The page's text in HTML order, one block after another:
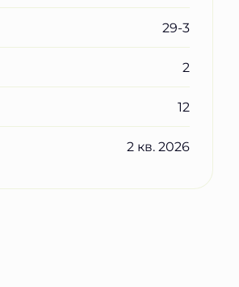
29-3
2
12
2 кв. 2026